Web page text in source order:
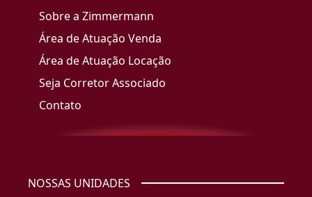
Sobre a Zimmermann
Área de Atuação Venda
Área de Atuação Locação
Seja Corretor Associado
Contato
NOSSAS UNIDADES